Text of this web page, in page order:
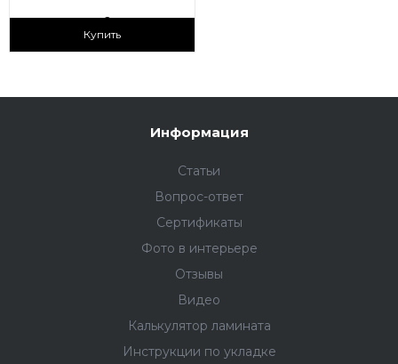
2
Купить
Информация
Статьи
Вопрос-ответ
Сертификаты
Фото в интерьере
Отзывы
Видео
Калькулятор ламината
Инструкции по укладке